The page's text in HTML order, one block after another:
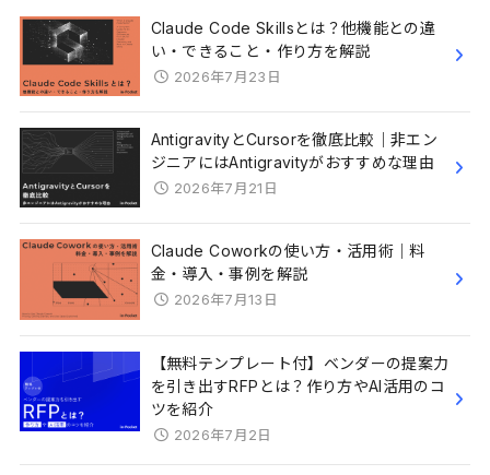
Claude Code Skillsとは？他機能との違
い・できること・作り方を解説
2026年7月23日
AntigravityとCursorを徹底比較｜非エン
ジニアにはAntigravityがおすすめな理由
2026年7月21日
Claude Coworkの使い方・活用術｜料
金・導入・事例を解説
2026年7月13日
【無料テンプレート付】ベンダーの提案力
を引き出すRFPとは？作り方やAI活用のコ
ツを紹介
2026年7月2日